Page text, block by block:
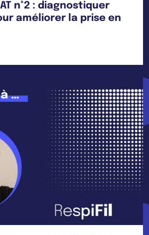
n°2 : diagnostiquer
améliorer la prise en